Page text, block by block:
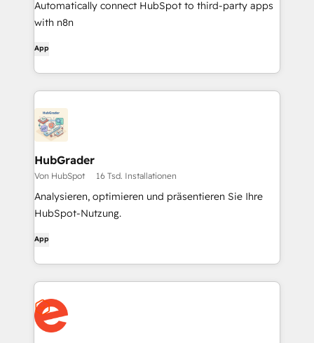
Automatically connect HubSpot to third-party apps
with n8n
App
HubGrader
Von HubSpot 16 Tsd. Installationen
Analysieren, optimieren und präsentieren Sie Ihre
HubSpot-Nutzung.
App